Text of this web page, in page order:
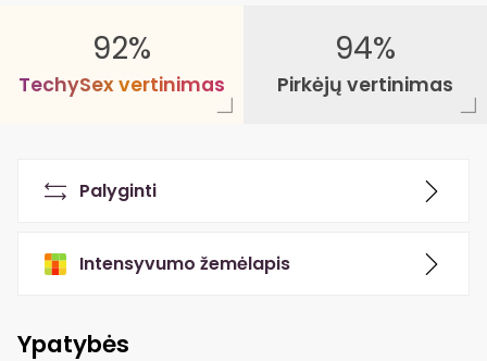
92%
TechySex vertinimas
94%
Pirkėjų vertinimas
Palyginti
Intensyvumo žemėlapis
Ypatybės